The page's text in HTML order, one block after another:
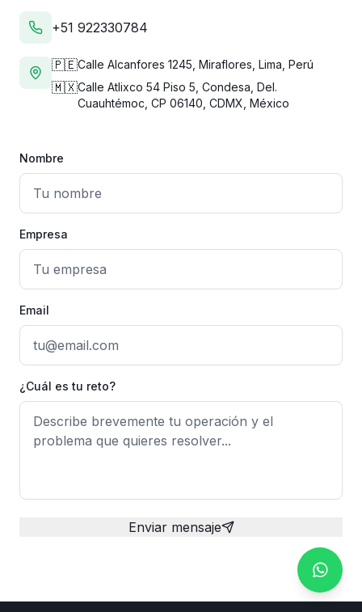
+51 922330784
🇵🇪Calle Alcanfores 1245, Miraflores, Lima, Perú
🇲🇽Calle Atlixco 54 Piso 5, Condesa, Del.
Cuauhtémoc, CP 06140, CDMX, México
Nombre
Empresa
Email
¿Cuál es tu reto?
Enviar mensaje